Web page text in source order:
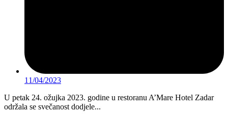
11/04/2023
U petak 24. ožujka 2023. godine u restoranu A’Mare Hotel Zadar
održala se svečanost dodjele...